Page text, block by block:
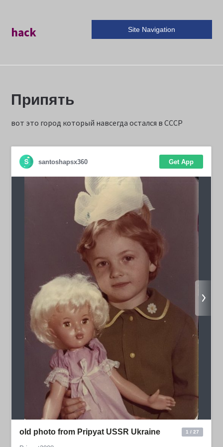
hack Site Navigation
Припять
вот это город который навсегда остался в СССР